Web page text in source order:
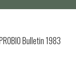
Bulletin 1983